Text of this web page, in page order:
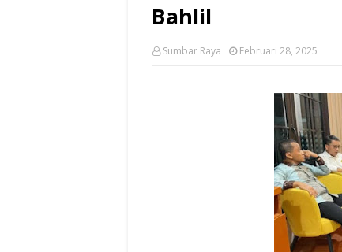
Bahlil
Sumbar Raya Februari 28, 2025